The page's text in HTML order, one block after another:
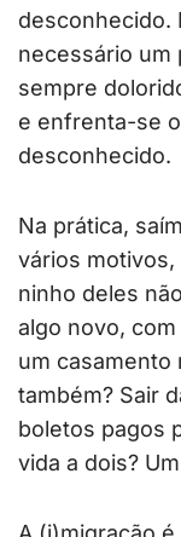
desconhecido.
necessário um
sempre
e enfrenta-se
desconhecido.
Na prática,
vários
ninho deles
algo novo,
um casamento
também? Sair
boletos pagos
vida a dois?